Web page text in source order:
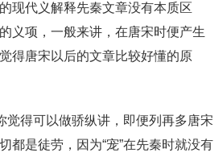
现代义解释先秦文章没有本质区
义项，一般来讲，在唐宋时便产生
得唐宋以后的文章比较好懂的原
觉得可以做骄纵讲，即便列再多唐宋
都是徒劳，因为“宠”在先秦时就没有